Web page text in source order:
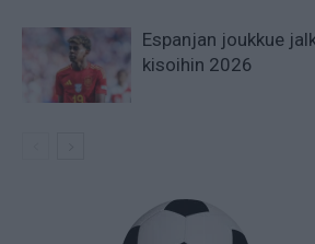
Espanjan joukkue
kisoihin 2026